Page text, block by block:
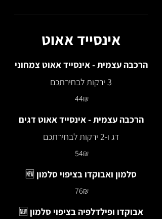
אינסייד אאוט
הרכבה עצמית - אינסייד אאוט צמחוני
3 ירקות לבחירתכם
‏44 ‏₪
הרכבה עצמית - אינסייד אאוט דגים
דג ו-2 ירקות לבחירתכם
‏54 ‏₪
סלמון ואבוקדו בציפוי סלמון 🆕
‏76 ‏₪
אבוקדו ופילדלפיה בציפוי סלמון 🆕